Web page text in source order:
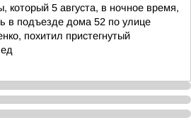
который 5 августа, в ночное время,
в подъезде дома 52 по улице
похитил пристегнутый